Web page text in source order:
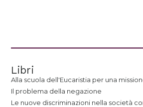
Libri
Alla scuola dell'Eucaristia per una
Il problema della negazione
Le nuove discriminazioni nella società